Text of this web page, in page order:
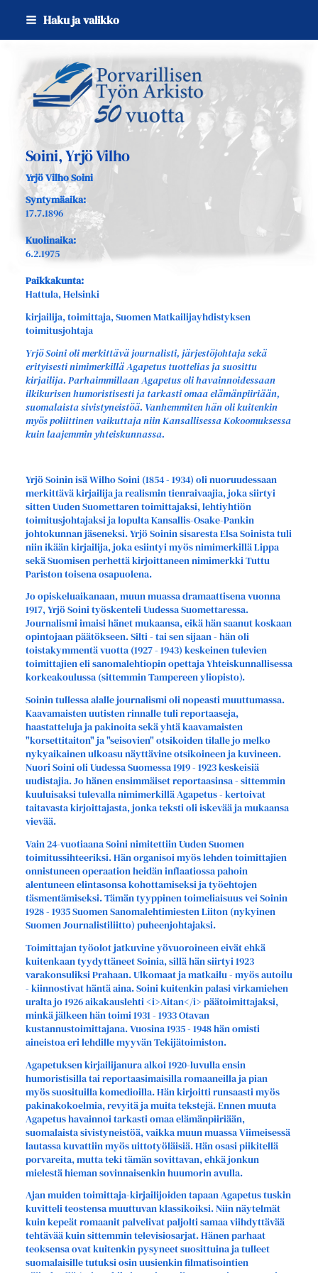
Siirry
sivun
sisältöön
Haku ja valikko
Sivuston etusivulle
Soini, Yrjö Vilho
Yrjö Vilho Soini
Syntymäaika:
17.7.1896
Kuolinaika:
6.2.1975
Paikkakunta:
Hattula, Helsinki
kirjailija, toimittaja, Suomen Matkailijayhdistyksen
toimitusjohtaja
Yrjö Soini oli merkittävä journalisti, järjestöjohtaja sekä
erityisesti nimimerkillä Agapetus tuottelias ja suosittu
kirjailija. Parhaimmillaan Agapetus oli havainnoidessaan
ilkikurisen humoristisesti ja tarkasti omaa elämänpiiriään,
suomalaista sivistyneistöä. Vanhemmiten hän oli kuitenkin
myös poliittinen vaikuttaja niin Kansallisessa Kokoomuksessa
kuin laajemmin yhteiskunnassa.
Yrjö Soinin isä Wilho Soini (1854 - 1934) oli nuoruudessaan
merkittävä kirjailija ja realismin tienraivaajia, joka siirtyi
sitten Uuden Suomettaren toimittajaksi, lehtiyhtiön
toimitusjohtajaksi ja lopulta Kansallis-Osake-Pankin
johtokunnan jäseneksi. Yrjö Soinin sisaresta Elsa Soinista tuli
niin ikään kirjailija, joka esiintyi myös nimimerkillä Lippa
sekä Suomisen perhettä kirjoittaneen nimimerkki Tuttu
Pariston toisena osapuolena.
Jo opiskeluaikanaan, muun muassa dramaattisena vuonna
1917, Yrjö Soini työskenteli Uudessa Suomettaressa.
Journalismi imaisi hänet mukaansa, eikä hän saanut koskaan
opintojaan päätökseen. Silti - tai sen sijaan - hän oli
toistakymmentä vuotta (1927 - 1943) keskeinen tulevien
toimittajien eli sanomalehtiopin opettaja Yhteiskunnallisessa
korkeakoulussa (sittemmin Tampereen yliopisto).
Soinin tullessa alalle journalismi oli nopeasti muuttumassa.
Kaavamaisten uutisten rinnalle tuli reportaaseja,
haastatteluja ja pakinoita sekä yhtä kaavamaisten
"korsettitaiton" ja "seisovien" otsikoiden tilalle jo melko
nykyaikainen ulkoasu näyttävine otsikoineen ja kuvineen.
Nuori Soini oli Uudessa Suomessa 1919 - 1923 keskeisiä
uudistajia. Jo hänen ensimmäiset reportaasinsa - sittemmin
kuuluisaksi tulevalla nimimerkillä Agapetus - kertoivat
taitavasta kirjoittajasta, jonka teksti oli iskevää ja mukaansa
vievää.
Vain 24-vuotiaana Soini nimitettiin Uuden Suomen
toimitussihteeriksi. Hän organisoi myös lehden toimittajien
onnistuneen operaation heidän inflaatiossa pahoin
alentuneen elintasonsa kohottamiseksi ja työehtojen
täsmentämiseksi. Tämän tyyppinen toimeliaisuus vei Soinin
1928 - 1935 Suomen Sanomalehtimiesten Liiton (nykyinen
Suomen Journalistiliitto) puheenjohtajaksi.
Toimittajan työolot jatkuvine yövuoroineen eivät ehkä
kuitenkaan tyydyttäneet Soinia, sillä hän siirtyi 1923
varakonsuliksi Prahaan. Ulkomaat ja matkailu - myös autoilu
- kiinnostivat häntä aina. Soini kuitenkin palasi virkamiehen
uralta jo 1926 aikakauslehti <i>Aitan</i> päätoimittajaksi,
minkä jälkeen hän toimi 1931 - 1933 Otavan
kustannustoimittajana. Vuosina 1935 - 1948 hän omisti
aineistoa eri lehdille myyvän Tekijätoimiston.
Agapetuksen kirjailijanura alkoi 1920-luvulla ensin
humoristisilla tai reportaasimaisilla romaaneilla ja pian
myös suosituilla komedioilla. Hän kirjoitti runsaasti myös
pakinakokoelmia, revyitä ja muita tekstejä. Ennen muuta
Agapetus havainnoi tarkasti omaa elämänpiiriään,
suomalaista sivistyneistöä, vaikka muun muassa Viimeisessä
lautassa kuvattiin myös uittotyöläisiä. Hän osasi piikitellä
porvareita, mutta teki tämän sovittavan, ehkä jonkun
mielestä hieman sovinnaisenkin huumorin avulla.
Ajan muiden toimittaja-kirjailijoiden tapaan Agapetus tuskin
kuvitteli teostensa muuttuvan klassikoiksi. Niin näytelmät
kuin kepeät romaanit palvelivat paljolti samaa viihdyttävää
tehtävää kuin sittemmin televisiosarjat. Hänen parhaat
teoksensa ovat kuitenkin pysyneet suosittuina ja tulleet
suomalaisille tutuksi osin uusienkin filmatisointien